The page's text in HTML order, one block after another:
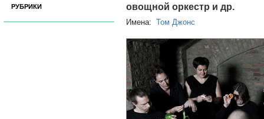
РУБРИКИ
овощной оркестр и др.
Имена: Том Джонс